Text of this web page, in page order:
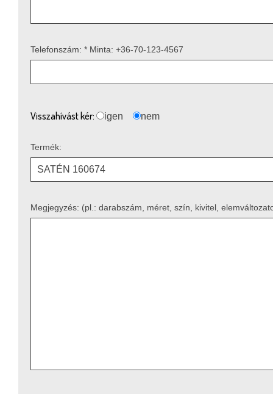
Telefonszám: * Minta: +36-70-123-4567
Visszahívást kér: igen nem
Termék:
Megjegyzés: (pl.: darabszám, méret, szín, kivitel,